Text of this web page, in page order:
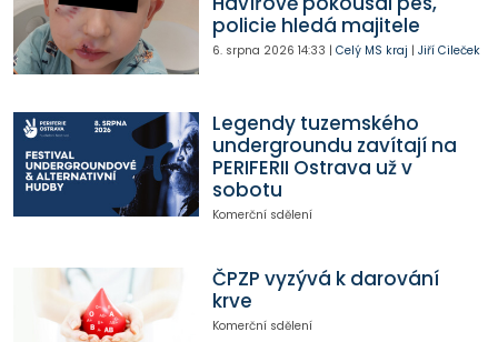
policie hledá majitele
6. srpna 2026 14:33 | Celý MS kraj | Jiří Cileček
Legendy tuzemského
undergroundu zavítají na
PERIFERII Ostrava už v
sobotu
Komerční sdělení
ČPZP vyzývá k darování
krve
Komerční sdělení